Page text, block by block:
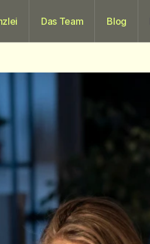
Das Team Blog